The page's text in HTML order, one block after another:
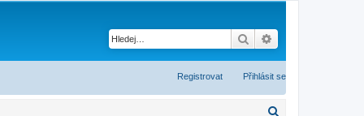
Hledat
Přihlásit se
Registrovat